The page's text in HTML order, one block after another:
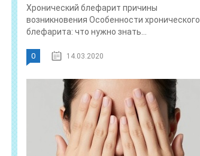
Хронический блефарит причины
возникновения Особенности хронического
блефарита: что нужно знать...
0 14.03.2020